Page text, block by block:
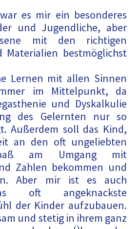
es mir ein besonderes
und Jugendliche, aber
mit den richtigen
Materialien bestmöglichst
Lernen mit allen Sinnen
im Mittelpunkt, da
und Dyskalkulie
des Gelernten nur so
Außerdem soll das Kind,
an den oft ungeliebten
am Umgang mit
Zahlen bekommen und
Aber mir ist es auch
oft angeknackste
der Kinder aufzubauen.
und stetig in ihrem ganz